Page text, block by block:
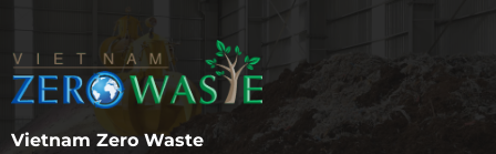
Vietnam Zero Waste